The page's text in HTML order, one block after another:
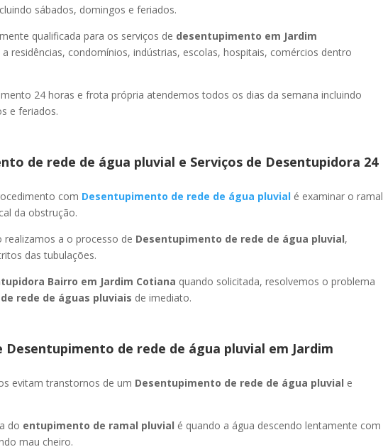
sábados, domingos e feriados.
qualificada para os serviços de desentupimento em Jardim
residências, condomínios, indústrias, escolas, hospitais, comércios dentro
24 horas e frota própria atendemos todos os dias da semana incluindo
e feriados.
de rede de água pluvial e Serviços de Desentupidora 24
com Desentupimento de rede de água pluvialé examinar o ramal
da obstrução.
realizamos a o processo de Desentupimento de rede de água pluvial,
das tubulações.
Bairro em Jardim Cotiana quando solicitada, resolvemos o problema
rede de águas pluviais de imediato.
Desentupimento de rede de água pluvial em Jardim
evitam transtornos de um Desentupimento de rede de água pluvial e
do entupimento de ramal pluvial é quando a água descendo lentamente com
mau cheiro.